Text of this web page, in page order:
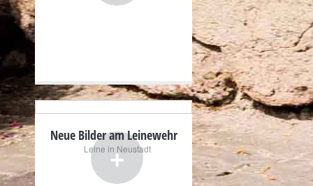
+
Neue Bilder am Leinewehr
Leine in Neustadt